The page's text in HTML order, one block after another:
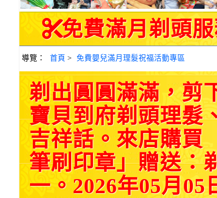
免費滿月剃頭服
導覽： 首頁 > 免費嬰兒滿月理髮祝福活動專區
剃出圓圓滿滿，剪
寶貝到府剃頭理髮
吉祥話。來店購買
筆刷印章」贈送：
一。2026年05月05